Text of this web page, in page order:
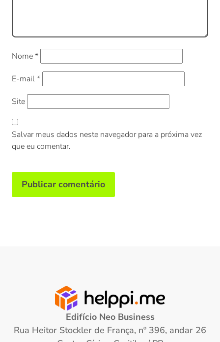
Nome*
E-mail*
Site
Salvar meus dados neste navegador para a próxima vez
que eu comentar.
Edifício Neo Business
Rua Heitor Stockler de França, nº 396, andar 26